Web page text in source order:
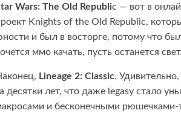
Wars: The Old Republic — вот в
Knights of the Old Republic,
и был в восторге, потому что
ммо качать, пусть останется
Lineage 2: Classic.
десятки лет, что даже legasy стало
и бесконечными рюшечками-